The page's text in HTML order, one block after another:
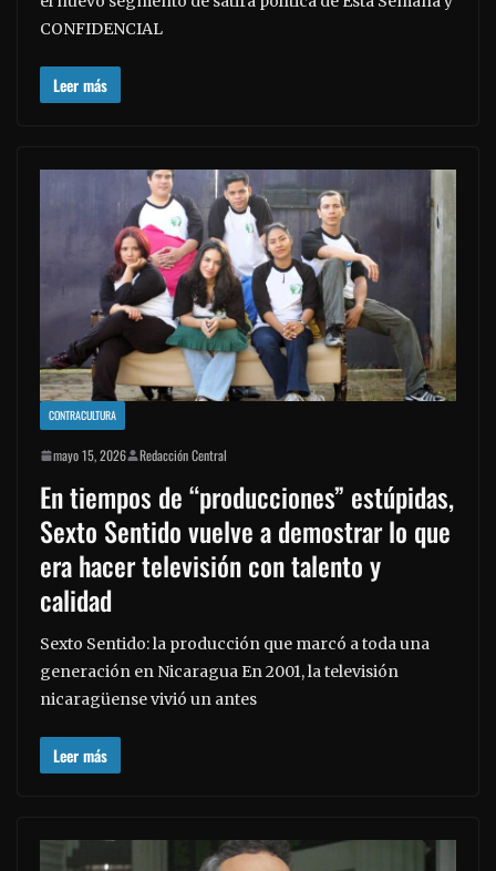
CONFIDENCIAL
Leer más
CONTRACULTURA
mayo 15, 2026 Redacción Central
En tiempos de “producciones” estúpidas,
Sexto Sentido vuelve a demostrar lo que
era hacer televisión con talento y
calidad
Sexto Sentido: la producción que marcó a toda una
generación en Nicaragua En 2001, la televisión
nicaragüense vivió un antes
Leer más